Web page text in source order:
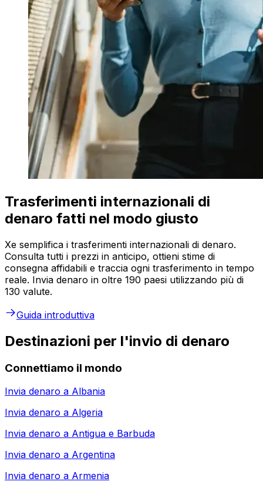
Trasferimenti internazionali di
denaro fatti nel modo giusto
Xe semplifica i trasferimenti internazionali di denaro.
Consulta tutti i prezzi in anticipo, ottieni stime di
consegna affidabili e traccia ogni trasferimento in tempo
reale. Invia denaro in oltre 190 paesi utilizzando più di
130 valute.
Guida introduttiva
Destinazioni per l'invio di denaro
Connettiamo il mondo
Invia denaro a Albania
Invia denaro a Algeria
Invia denaro a Antigua e Barbuda
Invia denaro a Argentina
Invia denaro a Armenia